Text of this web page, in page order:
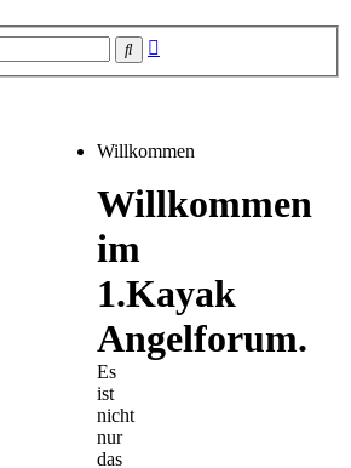
Suche
Willkommen
Willkommen
im
1.Kayak
Angelforum.
Es
ist
nicht
nur
das